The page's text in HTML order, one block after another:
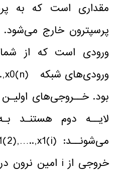
مقداری است که به
پرسپترون خارج می‌شود.
بود. خــروجی‌های
لایــه دوم هستنـد